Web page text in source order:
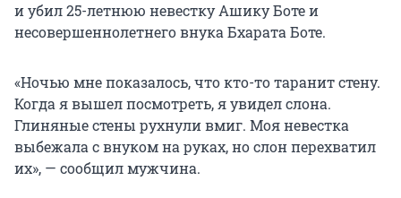
и убил 25-летнюю невестку Ашику Боте и
несовершеннолетнего внука Бхарата Боте.
«Ночью мне показалось, что кто-то таранит стену.
Когда я вышел посмотреть, я увидел слона.
Глиняные стены рухнули вмиг. Моя невестка
выбежала с внуком на руках, но слон перехватил
их», — сообщил мужчина.